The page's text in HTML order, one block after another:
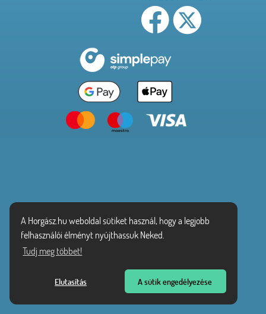
A Horgász.hu weboldal sütiket használ, hogy a legjobb
felhasználói élményt nyújthassuk Neked.
Tudj meg többet!
Elutasítás A sütik engedélyezése